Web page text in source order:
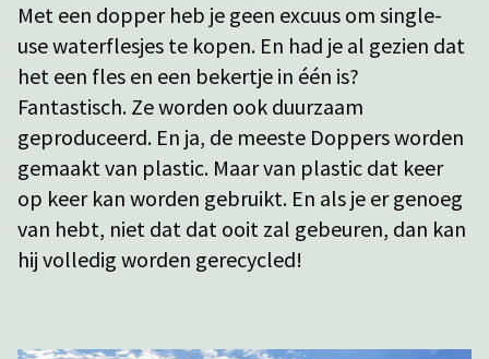
Met een dopper heb je geen excuus om single-
use waterflesjes te kopen. En had je al gezien dat
het een fles en een bekertje in één is?
Fantastisch. Ze worden ook duurzaam
geproduceerd. En ja, de meeste Doppers worden
gemaakt van plastic. Maar van plastic dat keer
op keer kan worden gebruikt. En als je er genoeg
van hebt, niet dat dat ooit zal gebeuren, dan kan
hij volledig worden gerecycled!